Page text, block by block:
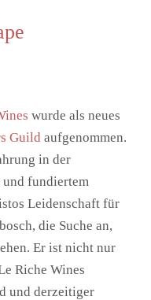
wurde als neues
Guild aufgenommen.
in der
fundiertem
Leidenschaft für
die Suche an,
Er ist nicht nur
Riche Wines
und derzeitiger